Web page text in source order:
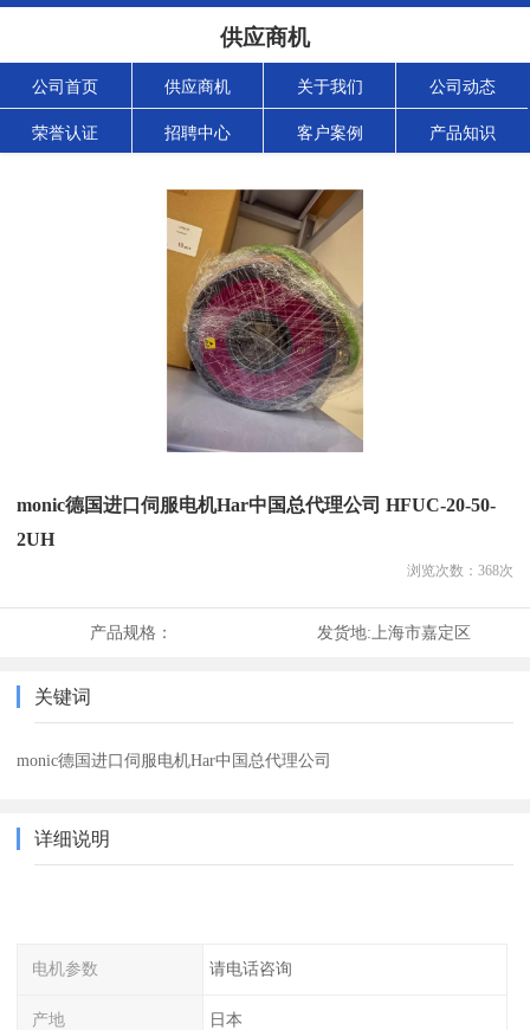
供应商机
公司首页 供应商机 关于我们 公司动态
荣誉认证 招聘中心 客户案例 产品知识
monic德国进口伺服电机Har中国总代理公司 HFUC-20-50-
2UH
浏览次数： 368次
产品规格： 发货地: 上海市嘉定区
关键词
monic德国进口伺服电机Har中国总代理公司
详细说明
电机参数 请电话咨询
产地 日本